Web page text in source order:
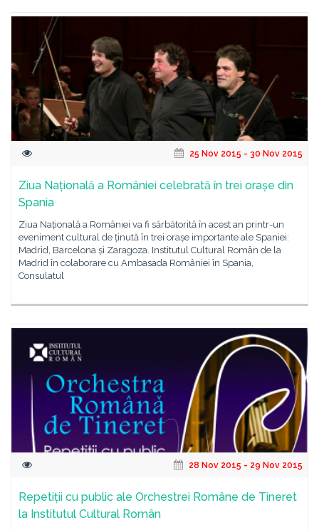
25 Nov 2015 - 30 Nov 2015
Ziua Națională a României celebrată în trei orașe din
Spania
Ziua Națională a României va fi sărbătorită în acest an printr-un
eveniment cultural de ținută în trei orașe importante ale Spaniei:
Madrid, Barcelona și Zaragoza. Institutul Cultural Român de la
Madrid în colaborare cu Ambasada României în Spania,
Consulatul
28 Nov 2015 - 29 Nov 2015
Repetiții cu public ale Orchestrei Române de Tineret
la Institutul Cultural Român